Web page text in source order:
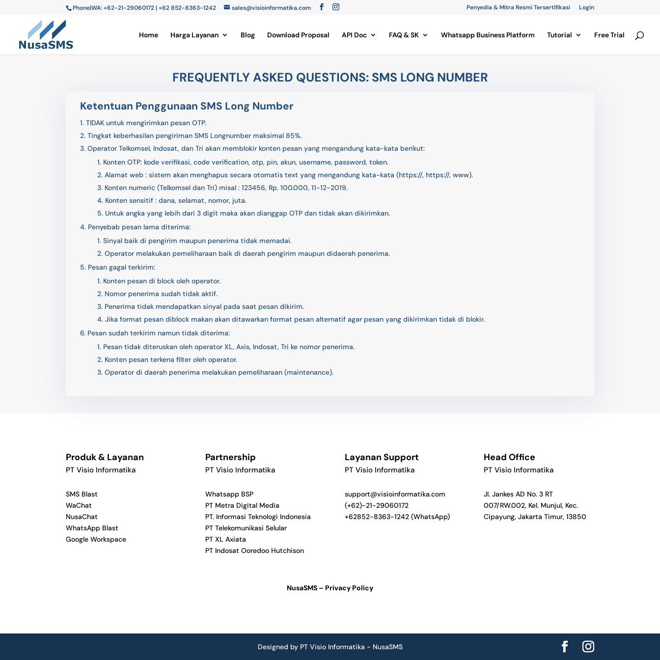
Phone|WA: +62-21-29060172 | +62 852-8363-1242 sales@visioinformatika.com Penyedia & Mitra Resmi Tersertifikasi Login
Home Harga Layanan Blog Download Proposal API Doc FAQ & SK Whatsapp Business Platform Tutorial Free Trial
FREQUENTLY ASKED QUESTIONS: SMS LONG NUMBER
Ketentuan Penggunaan SMS Long Number
TIDAK untuk mengirimkan pesan OTP.
Tingkat keberhasilan pengiriman SMS Longnumber maksimal 85%.
Operator Telkomsel, Indosat, dan Tri akan memblokir konten pesan yang mengandung kata-kata berikut:
Konten OTP: kode verifikasi, code verification, otp, pin, akun, username, password, token.
Alamat web : sistem akan menghapus secara otomatis text yang mengandung kata-kata (https://, https://, www).
Konten numeric (Telkomsel dan Tri) misal : 123456, Rp. 100.000, 11-12-2019.
Konten sensitif : dana, selamat, nomor, juta.
Untuk angka yang lebih dari 3 digit maka akan dianggap OTP dan tidak akan dikirimkan.
Penyebab pesan lama diterima:
Sinyal baik di pengirim maupun penerima tidak memadai.
Operator melakukan pemeliharaan baik di daerah pengirim maupun didaerah penerima.
Pesan gagal terkirim:
Konten pesan di block oleh operator.
Nomor penerima sudah tidak aktif.
Penerima tidak mendapatkan sinyal pada saat pesan dikirim.
Jika format pesan diblock makan akan ditawarkan format pesan alternatif agar pesan yang dikirimkan tidak di blokir.
Pesan sudah terkirim namun tidak diterima:
Pesan tidak diteruskan oleh operator XL, Axis, Indosat, Tri ke nomor penerima.
Konten pesan terkena filter oleh operator.
Operator di daerah penerima melakukan pemeliharaan (maintenance).
Produk & Layanan
PT Visio Informatika
SMS Blast
WaChat
NusaChat
WhatsApp Blast
Google Workspace
Partnership
PT Visio Informatika
Whatsapp BSP
PT Metra Digital Media
PT. Informasi Teknologi Indonesia
PT Telekomunikasi Selular
PT XL Axiata
PT Indosat Ooredoo Hutchison
Layanan Support
PT Visio Informatika
support@visioinformatika.com
(+62)-21-29060172
+62852-8363-1242 (WhatsApp)
Head Office
PT Visio Informatika
Jl. Jankes AD No. 3 RT
007/RW.002, Kel. Munjul, Kec.
Cipayung, Jakarta Timur, 13850
NusaSMS – Privacy Policy
Designed by PT Visio Informatika - NusaSMS